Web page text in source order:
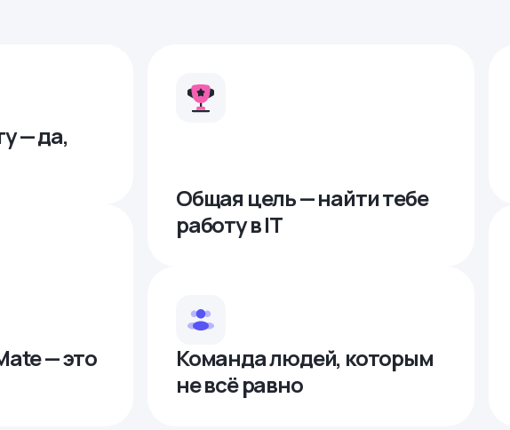
— да,
— это
Общая цель — найти тебе
работу в IТ
Команда людей, которым
не всё равно